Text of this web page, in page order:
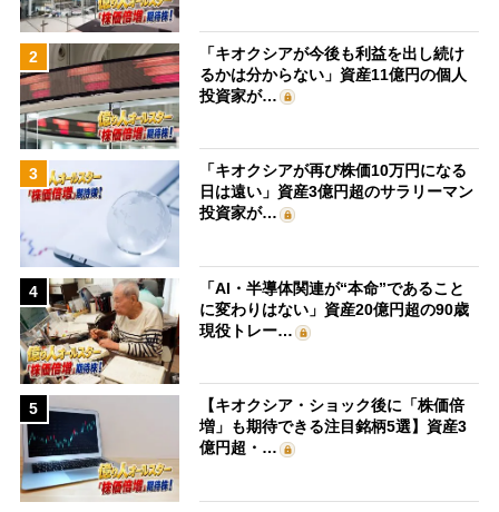
2
「キオクシアが今後も利益を出し続け
るかは分からない」資産11億円の個人
投資家が…
3
「キオクシアが再び株価10万円になる
日は遠い」資産3億円超のサラリーマン
投資家が…
4
「AI・半導体関連が“本命”であること
に変わりはない」資産20億円超の90歳
現役トレー…
5
【キオクシア・ショック後に「株価倍
増」も期待できる注目銘柄5選】資産3
億円超・…